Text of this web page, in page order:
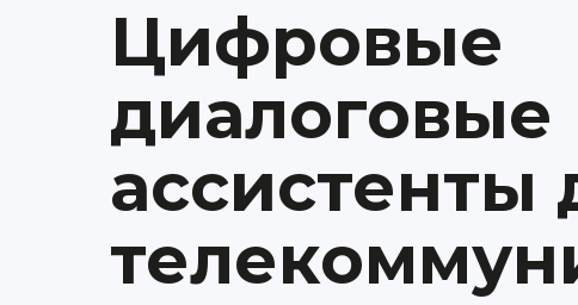
Цифровые
диалоговые
ассистенты